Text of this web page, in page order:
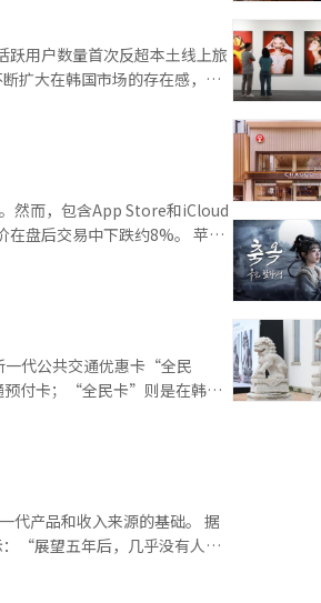
人的信用卡和借记卡支付额进
各企业的实际销售额可能存在差
个人信息泄露事件而流失的客户
：“将扩大商品种类并改善服
辑。
跃用户数量首次反超本土线上旅
扩大在韩国市场的存在感，令
台Agoda和Airbnb分别同比
今年3月起推出常态化“Trip
销活动，共同推动用户增长。
，同比增长17.6%，“NOL”新
比增长2.6%。携程虽然用户
携程总部位于中
等多个知名旅游品牌，是中国
预订服务，并持续扩大海外市
基于超过4300万个用户样本及
可能存在一定差异。
然而，包含App Store和iCloud
后交易中下跌约8%。 苹果
，达到1094亿美元，超出市场
利润增长还
，每股收益也增加了约0.11美
不足的情况。 投资者对
感。苹果股价在业绩发布后，
代公共交通优惠卡“全民
服务。 新政策将青
通用户返现比例为20%，青年
、NH农协银行、韩亚银行、友
官网及手机应用程序（APP）
产品和收入来源的基础。 据
“展望五年后，几乎没有人会